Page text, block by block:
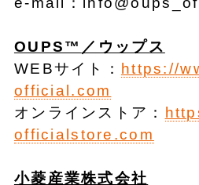
OUPS™ ／ウップス
WEBサイト：
https://
official.com
オンラインストア：
officialstore.com
小菱産業株式会社